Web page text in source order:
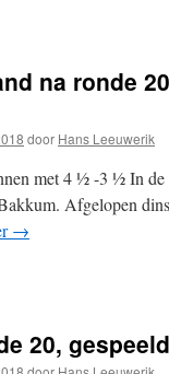
na ronde
door Hans Leeuwerik
met 4 ½ -3 ½ In de
Afgelopen
→
20,